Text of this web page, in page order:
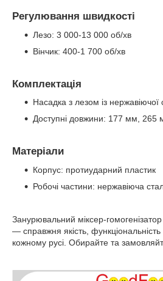
Регулювання швидкості
Лезо: 3 000-13 000 об/хв
Вінчик: 400-1 700 об/хв
Комплектація
Насадка з лезом із нержавіючої
Доступні довжини: 177 мм,
Матеріали
Корпус: протиударний пластик
Робочі частини: нержавіюча
Занурювальний міксер-гомогенізатор
— справжня якість, функціональність
кожному русі. Обирайте та